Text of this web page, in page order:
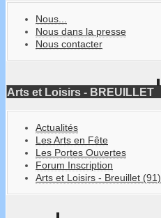
Nous...
Nous dans la presse
Nous contacter
Arts et Loisirs - BREUILLET
Actualités
Les Arts en Fête
Les Portes Ouvertes
Forum Inscription
Arts et Loisirs - Breuillet (91)